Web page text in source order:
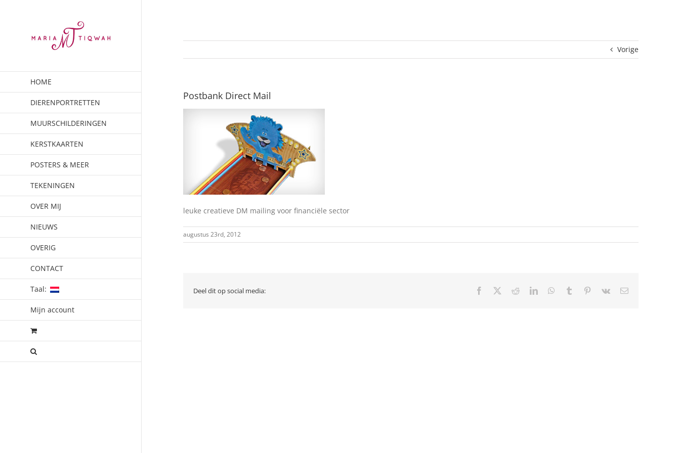
HOME
DIERENPORTRETTEN
MUURSCHILDERINGEN
KERSTKAARTEN
POSTERS & MEER
TEKENINGEN
OVER MIJ
NIEUWS
OVERIG
CONTACT
Taal:
Mijn account
Vorige
Postbank Direct Mail
leuke creatieve DM mailing voor financiële sector
augustus 23rd, 2012
Deel dit op social media: Facebook RedditLinkedInWhatsApp
Tumblr Pinterest
Vk
E-